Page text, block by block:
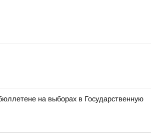
на выборах в Государственную